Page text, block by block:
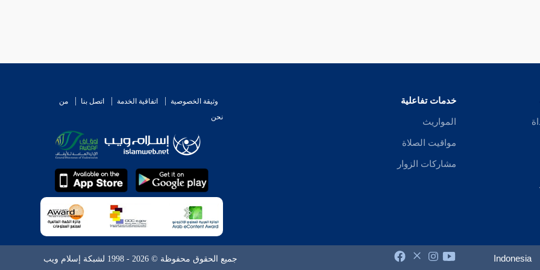
خدمات تفاعلية
المواريث
مواقيت الصلاة
مشاركات الزوار
وثيقة الخصوصية اتفاقية الخدمة اتصل بنا
من
نحن
Indonesia جميع الحقوق محفوظة © 2026 - 1998 لشبكة إسلام ويب